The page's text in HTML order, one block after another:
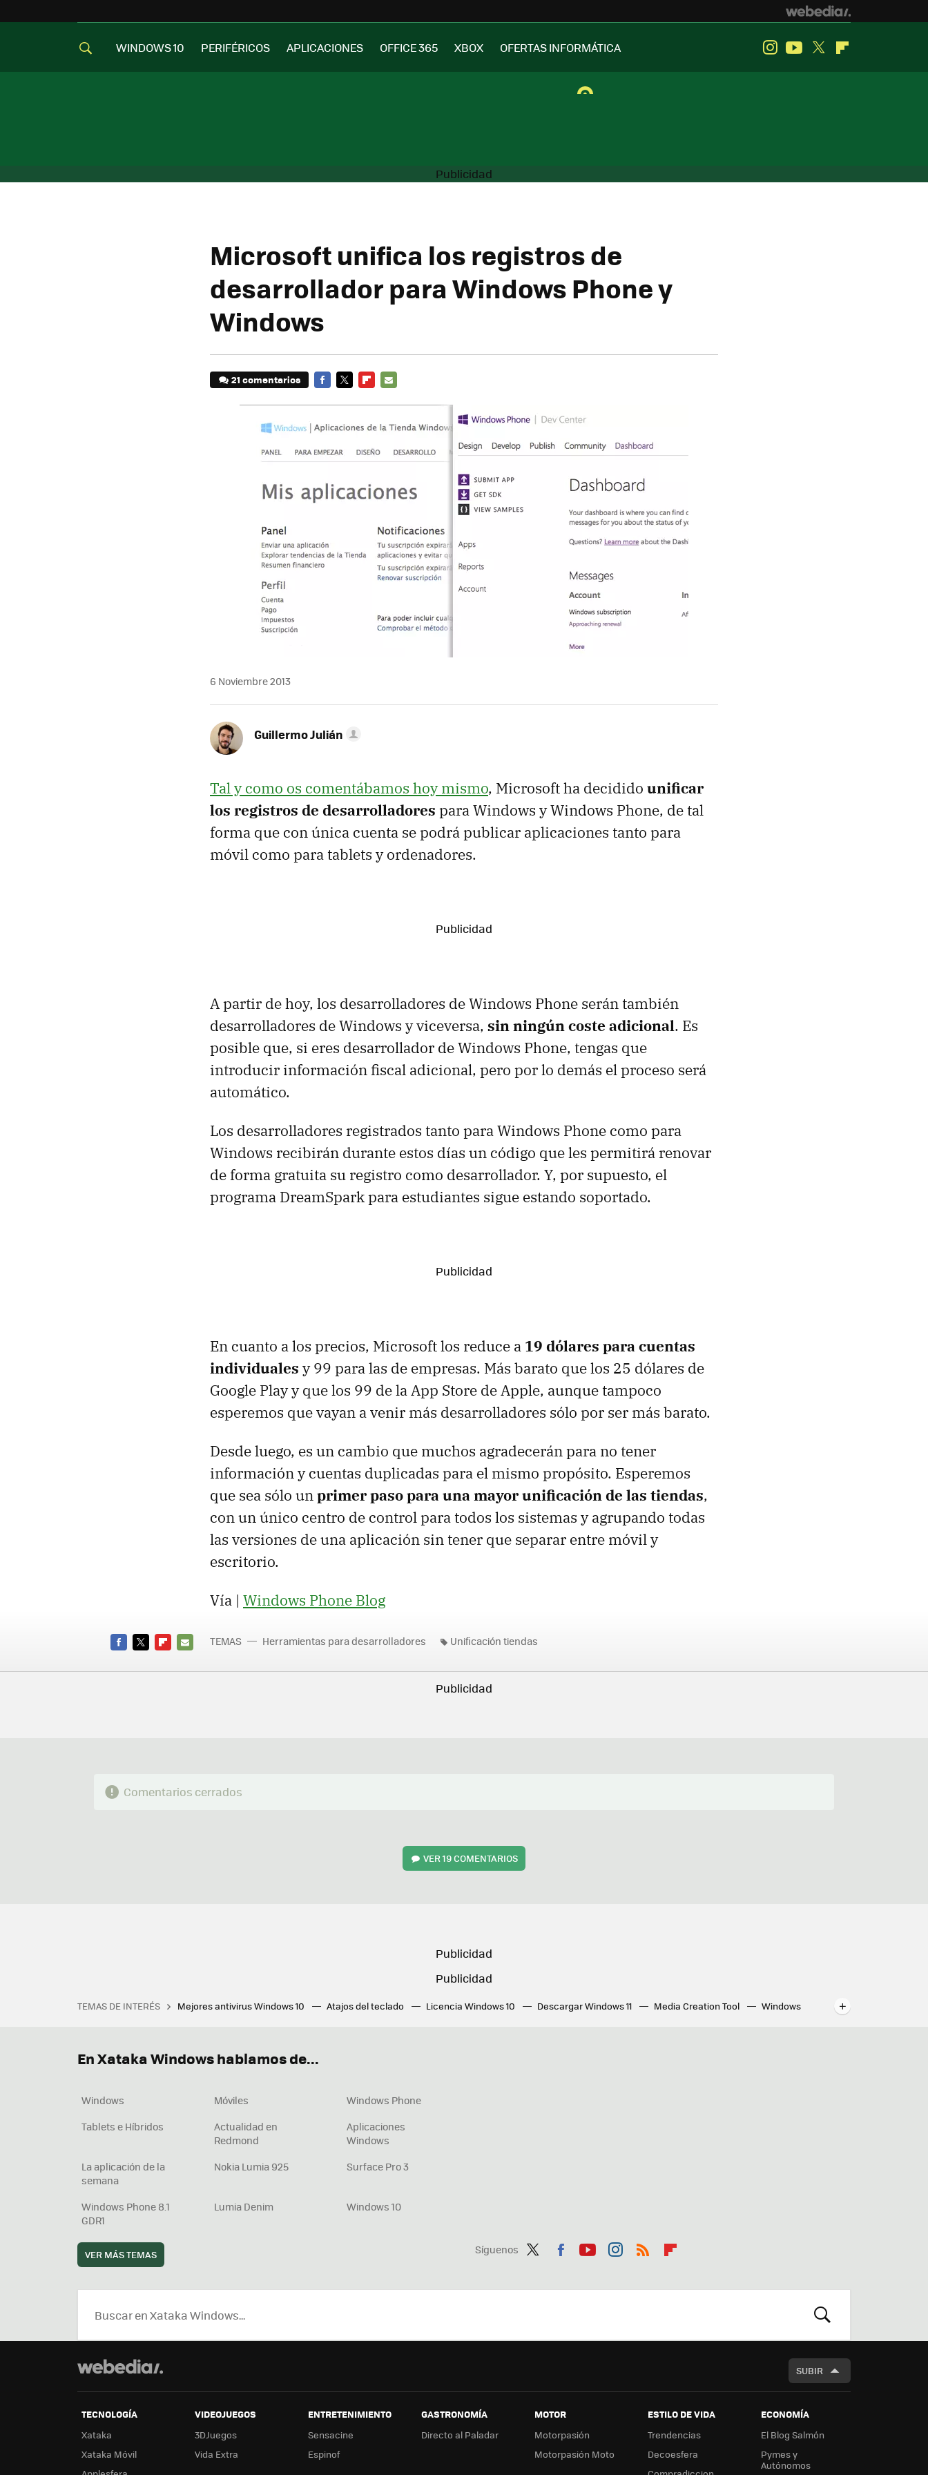
WINDOWS 10 PERIFÉRICOS APLICACIONES OFFICE 365 XBOX OFERTAS INFORMÁTICA InstagramYoutube
Twitter
Microsoft unifica los registros de
desarrollador para Windows Phone y
Windows
21 comentarios
6 Noviembre 2013
Guillermo Julián
Tal y como os comentábamos hoy mismo, Microsoft ha decidido unificar
los registros de desarrolladores para Windows y Windows Phone, de tal
forma que con única cuenta se podrá publicar aplicaciones tanto para
móvil como para tablets y ordenadores.
A partir de hoy, los desarrolladores de Windows Phone serán también
desarrolladores de Windows y viceversa, sin ningún coste adicional. Es
posible que, si eres desarrollador de Windows Phone, tengas que
introducir información fiscal adicional, pero por lo demás el proceso será
automático.
Los desarrolladores registrados tanto para Windows Phone como para
Windows recibirán durante estos días un código que les permitirá renovar
de forma gratuita su registro como desarrollador. Y, por supuesto, el
programa DreamSpark para estudiantes sigue estando soportado.
En cuanto a los precios, Microsoft los reduce a 19 dólares para cuentas
individuales y 99 para las de empresas. Más barato que los 25 dólares de
Google Play y que los 99 de la App Store de Apple, aunque tampoco
esperemos que vayan a venir más desarrolladores sólo por ser más barato.
Desde luego, es un cambio que muchos agradecerán para no tener
información y cuentas duplicadas para el mismo propósito. Esperemos
que sea sólo unprimer paso para una mayor unificación de las tiendas,
con un único centro de control para todos los sistemas y agrupando todas
las versiones de una aplicación sin tener que separar entre móvil y
escritorio.
Vía | Windows Phone Blog
MAIL
TEMAS Herramientas para desarrolladores Unificación tiendas
Comentarios cerrados
VER19 COMENTARIOS
TEMAS DE INTERÉS Mejores antivirus Windows 10 Atajos del teclado Licencia Windows 10 Descargar Windows 11 Media Creation Tool
Windows
Síguenos
ter
ebo tub agr
boa
En Xataka Windows hablamos de...
Windows Móviles
Windows Phone
Tablets e Híbridos
Actualidad en
Redmond
Aplicaciones
Windows
La aplicación de la
semana
Nokia Lumia 925 Surface Pro 3
Windows Phone 8.1
GDR1
Lumia Denim Windows 10
VER MÁS TEMAS
BUSCAR
SUBIR
TECNOLOGÍA
Xataka
Xataka Móvil
VIDEOJUEGOS
3DJuegos
Vida Extra
ENTRETENIMIENTO
Sensacine
Espinof
GASTRONOMÍA
Directo al Paladar
MOTOR
Motorpasión
Motorpasión Moto
ESTILO DE VIDA
Trendencias
Decoesfera
ECONOMÍA
El Blog Salmón
Pymes y
Autónomos